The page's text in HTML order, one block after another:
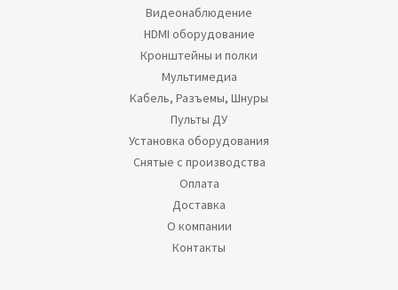
Видеонаблюдение
HDMI оборудование
Кронштейны и полки
Мультимедиа
Кабель, Разъемы, Шнуры
Пульты ДУ
Установка оборудования
Снятые с производства
Оплата
Доставка
О компании
Контакты